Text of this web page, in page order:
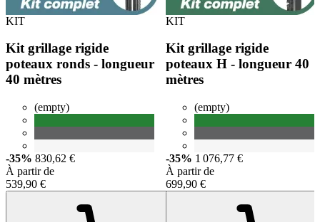
KIT
Kit grillage rigide
poteaux ronds - longueur
40 mètres
(empty)
-35% 830,62 €
À partir de
539,90 €
KIT
Kit grillage rigide
poteaux H - longueur 40
mètres
(empty)
-35% 1 076,77 €
À partir de
699,90 €